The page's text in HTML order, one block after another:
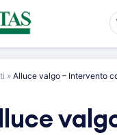
» Alluce valgo – Intervento